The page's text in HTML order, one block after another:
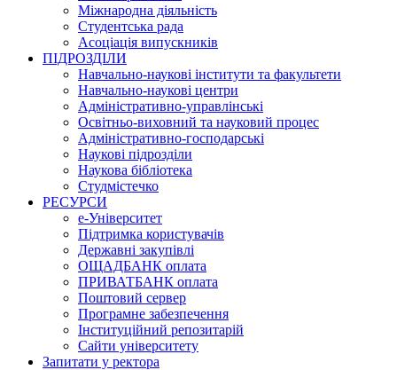
Міжнародна діяльність
Студентська рада
Асоціація випускників
ПІДРОЗДІЛИ
Навчально-наукові інститути та факультети
Навчально-наукові центри
Адміністративно-управлінські
Освітньо-виховний та науковий процес
Адміністративно-господарські
Наукові підрозділи
Наукова бібліотека
Студмістечко
РЕСУРСИ
е-Університет
Підтримка користувачів
Державні закупівлі
ОЩАДБАНК оплата
ПРИВАТБАНК оплата
Поштовий сервер
Програмне забезпечення
Інституційний репозитарій
Сайти університету
Запитати у ректора